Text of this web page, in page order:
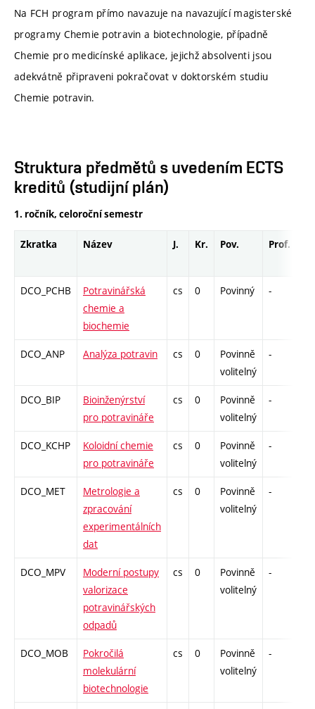
Na FCH program přímo navazuje na navazující magisterské
programy Chemie potravin a biotechnologie, případně
Chemie pro medicínské aplikace, jejichž absolventi jsou
adekvátně připraveni pokračovat v doktorském studiu
Chemie potravin.
Struktura předmětů s uvedením ECTS
kreditů (studijní plán)
1. ročník, celoroční semestr
Zkratka Název J. Kr. Pov. Prof.
DCO_PCHB
Potravinářská
chemie a
biochemie
cs 0 Povinný -
DCO_ANP Analýza potravin cs 0
Povinně
volitelný
-
DCO_BIP
Bioinženýrství
pro potravináře
cs 0
Povinně
volitelný
-
DCO_KCHP
Koloidní chemie
pro potravináře
cs 0
Povinně
volitelný
-
DCO_MET
Metrologie a
zpracování
experimentálních
dat
cs 0
Povinně
volitelný
-
DCO_MPV
Moderní postupy
valorizace
potravinářských
odpadů
cs 0
Povinně
volitelný
-
DCO_MOB
Pokročilá
molekulární
biotechnologie
cs 0
Povinně
volitelný
-